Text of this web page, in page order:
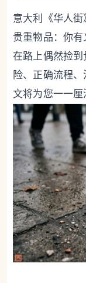
意大利《华人街
贵重物品：你有
在路上偶然捡
险、正确流程
文将为您一一厘